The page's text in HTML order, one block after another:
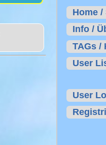
Home /
Info /
TAGs /
User
User